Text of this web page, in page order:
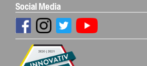
Social Media